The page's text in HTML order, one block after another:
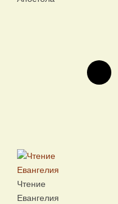
Чтение
Евангелия